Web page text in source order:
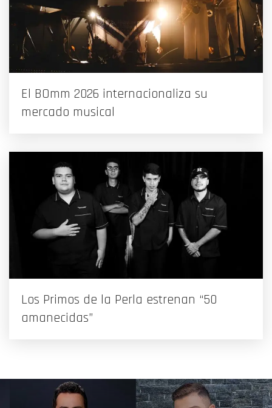
El BOmm 2026 internacionaliza su
mercado musical
Los Primos de la Perla estrenan “50
amanecidas”